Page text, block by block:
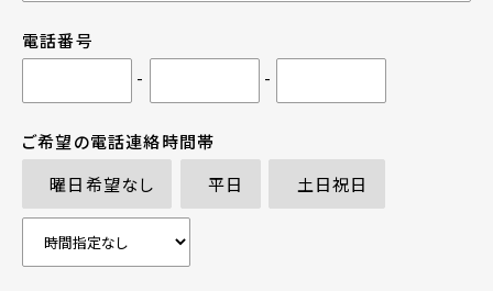
電話番号
-
-
ご希望の電話連絡時間帯
曜日希望なし
平日 土日祝日